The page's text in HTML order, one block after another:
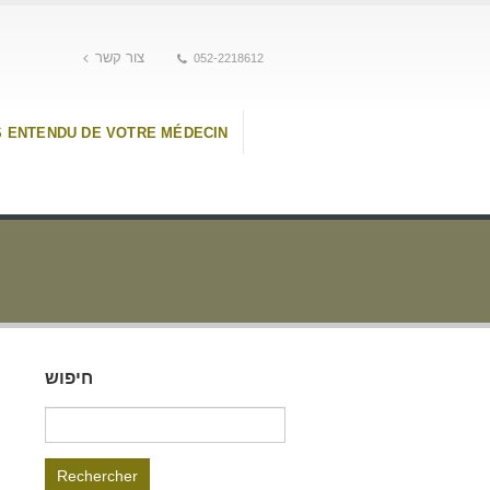
צור קשר 052-2218612
ENTENDU DE VOTRE MÉDECIN
חיפוש